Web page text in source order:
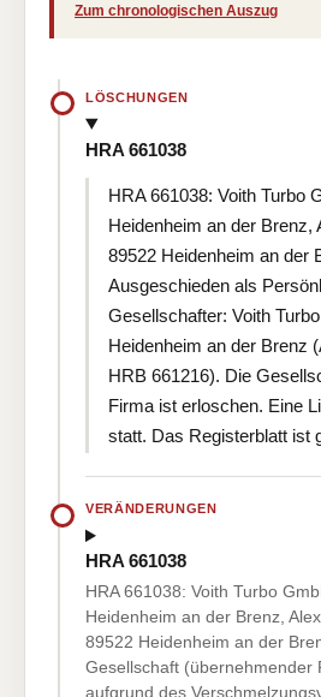
Zum chronologischen Auszug
LÖSCHUNGEN
HRA 661038
HRA 661038: Voith Turbo
Heidenheim an der Brenz,
89522 Heidenheim an der
Ausgeschieden als
Gesellschafter: Voith
Heidenheim an der Brenz
HRB 661216). Die
Firma ist erloschen. Eine
statt. Das Registerblatt ist
VERÄNDERUNGEN
HRA 661038
HRA 661038: Voith Turbo
Heidenheim an der Brenz,
89522 Heidenheim an der
Gesellschaft (übernehmender
aufgrund des